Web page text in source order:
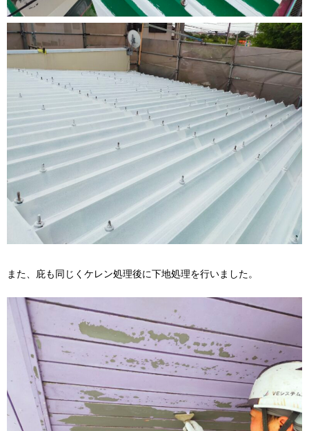
また、庇も同じくケレン処理後に下地処理を行いました。